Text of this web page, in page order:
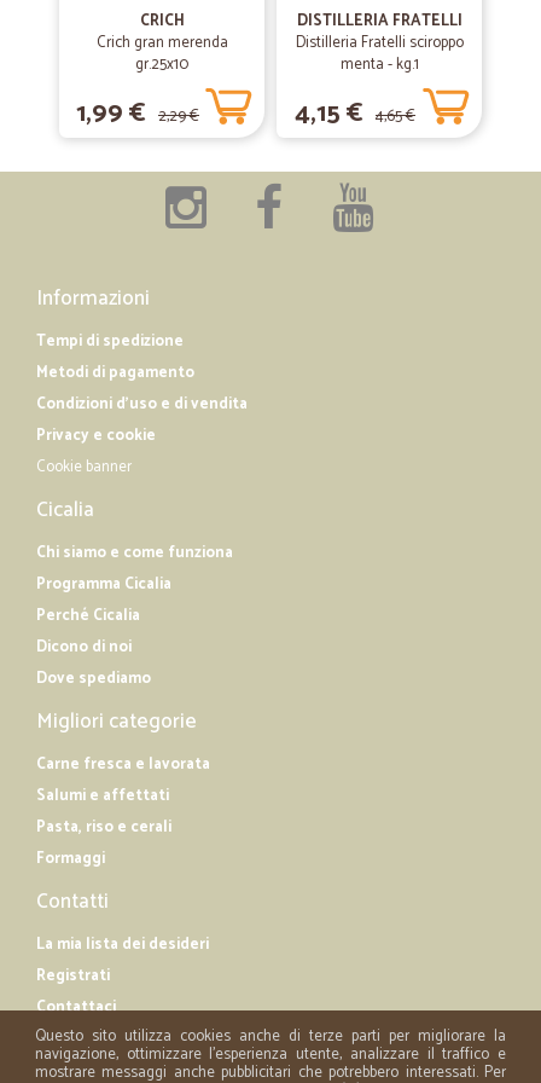
CRICH
Crich gran merenda
gr.25x10
1,99 € 2,29 €
DISTILLERIA FRATELLI
Distilleria Fratelli sciroppo
menta - kg.1
4,15 € 4,65 €
Informazioni
Tempi di spedizione
Metodi di pagamento
Condizioni d'uso e di vendita
Privacy e cookie
Cookie banner
Cicalia
Chi siamo e come funziona
Programma Cicalia
Perché Cicalia
Dicono di noi
Dove spediamo
Migliori categorie
Carne fresca e lavorata
Salumi e affettati
Pasta, riso e cerali
Formaggi
Contatti
La mia lista dei desideri
Registrati
Contattaci
Questo sito utilizza cookies anche di terze parti per migliorare la
navigazione, ottimizzare l'esperienza utente, analizzare il traffico e
mostrare messaggi anche pubblicitari che potrebbero interessati. Per